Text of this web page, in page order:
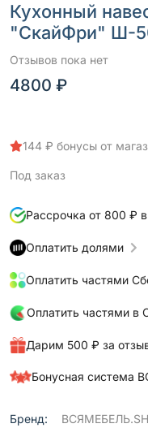
Кухонный
"СкайФри" Ш-
Отзывов пока нет
4800 ₽
144 ₽ бонусы от
Под заказ
Рассрочка от 800 ₽
Оплатить долями
Оплатить частями
Оплатить частями в
Дарим 500 ₽ за
Бонусная система
Бренд: